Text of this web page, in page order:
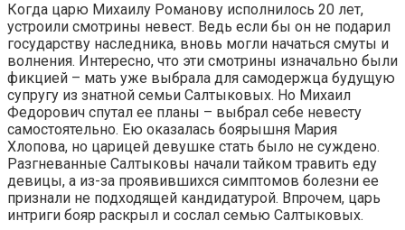
Когда царю Михаилу Романову исполнилось 20 лет,
устроили смотрины невест. Ведь если бы он не подарил
государству наследника, вновь могли начаться смуты и
волнения. Интересно, что эти смотрины изначально были
фикцией – мать уже выбрала для самодержца будущую
супругу из знатной семьи Салтыковых. Но Михаил
Федорович спутал ее планы – выбрал себе невесту
самостоятельно. Ею оказалась боярышня Мария
Хлопова, но царицей девушке стать было не суждено.
Разгневанные Салтыковы начали тайком травить еду
девицы, а из-за проявившихся симптомов болезни ее
признали не подходящей кандидатурой. Впрочем, царь
интриги бояр раскрыл и сослал семью Салтыковых.